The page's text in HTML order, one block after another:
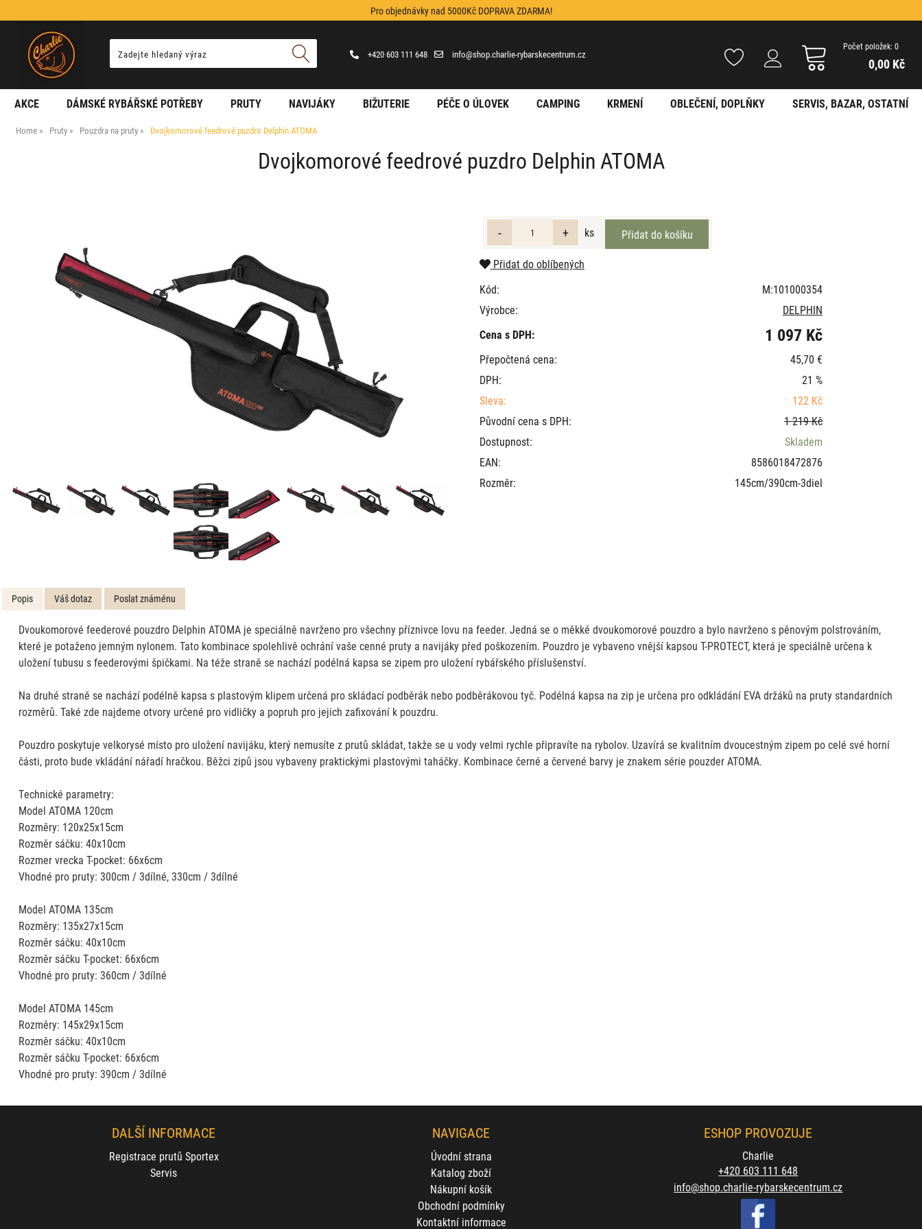
Pro objednávky nad 5000Kč DOPRAVA ZDARMA!
+420 603 111 648 info@shop.charlie-rybarskecentrum.cz
Počet položek: 0
0,00 Kč
AKCE DÁMSKÉ RYBÁŘSKÉ POTŘEBY PRUTY NAVIJÁKY BIŽUTERIE PÉČE O ÚLOVEK CAMPING KRMENÍ OBLEČENÍ, DOPLŇKY SERVIS, BAZAR, OSTATNÍ
Home Pruty Pouzdra na pruty Dvojkomorové feedrové puzdro Delphin ATOMA
Dvojkomorové feedrové puzdro Delphin ATOMA
ks
Přidat do oblíbených
Kód:
M:101000354
Výrobce:
DELPHIN
Cena s DPH:
1 097 Kč
Přepočtená cena:
45,70 €
DPH:
21 %
Sleva:
122 Kč
Původní cena s DPH:
1 219 Kč
Dostupnost:
Skladem
EAN:
8586018472876
Rozměr:
145cm/390cm-3diel
Popis Váš dotaz Poslat známénu
Dvoukomorové feederové pouzdro Delphin ATOMA je speciálně navrženo pro všechny příznivce lovu na feeder. Jedná se o měkké dvoukomorové pouzdro a bylo navrženo s pěnovým polstrováním,
které je potaženo jemným nylonem. Tato kombinace spolehlivě ochrání vaše cenné pruty a navijáky před poškozením. Pouzdro je vybaveno vnější kapsou T-PROTECT, která je speciálně určena k
uložení tubusu s feederovými špičkami. Na téže straně se nachází podélná kapsa se zipem pro uložení rybářského příslušenství.
Na druhé straně se nachází podélně kapsa s plastovým klipem určená pro skládací podběrák nebo podběrákovou tyč. Podélná kapsa na zip je určena pro odkládání EVA držáků na pruty standardních
rozměrů. Také zde najdeme otvory určené pro vidličky a popruh pro jejich zafixování k pouzdru.
Pouzdro poskytuje velkorysé místo pro uložení navijáku, který nemusíte z prutů skládat, takže se u vody velmi rychle připravíte na rybolov. Uzavírá se kvalitním dvoucestným zipem po celé své horní
části, proto bude vkládání nářadí hračkou. Běžci zipů jsou vybaveny praktickými plastovými taháčky. Kombinace černé a červené barvy je znakem série pouzder ATOMA.
Technické parametry:
Model ATOMA 120cm
Rozměry: 120x25x15cm
Rozměr sáčku: 40x10cm
Rozmer vrecka T-pocket: 66x6cm
Vhodné pro pruty: 300cm / 3dílné, 330cm / 3dílné
Model ATOMA 135cm
Rozměry: 135x27x15cm
Rozměr sáčku: 40x10cm
Rozměr sáčku T-pocket: 66x6cm
Vhodné pro pruty: 360cm / 3dílné
Model ATOMA 145cm
Rozměry: 145x29x15cm
Rozměr sáčku: 40x10cm
Rozměr sáčku T-pocket: 66x6cm
Vhodné pro pruty: 390cm / 3dílné
DALŠÍ INFORMACE
Registrace prutů Sportex
Servis
NAVIGACE
Úvodní strana
Katalog zboží
Nákupní košík
Obchodní podmínky
Kontaktní informace
ESHOP PROVOZUJE
Charlie
+420 603 111 648
info@shop.charlie-rybarskecentrum.cz